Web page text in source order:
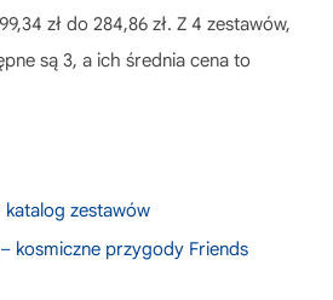
zł do 284,86 zł. Z 4 zestawów,
są 3, a ich średnia cena to
katalog zestawów
kosmiczne przygody Friends